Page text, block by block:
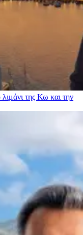
της Κω και την